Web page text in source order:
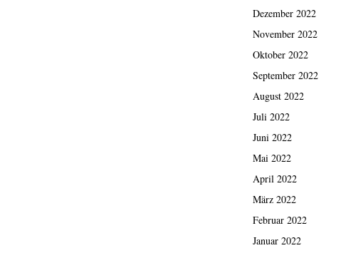
Dezember 2022
November 2022
Oktober 2022
September 2022
August 2022
Juli 2022
Juni 2022
Mai 2022
April 2022
März 2022
Februar 2022
Januar 2022